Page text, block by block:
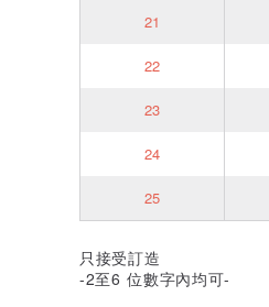
21
22
23
24
25
只接受訂造
-2至6 位數字內均可-